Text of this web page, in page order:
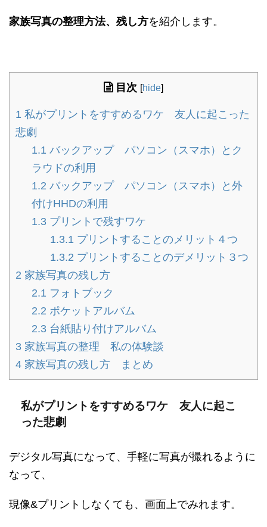
家族写真の整理方法、残し方を紹介します。
目次 [hide]
1 私がプリントをすすめるワケ 友人に起こった
悲劇
1.1 バックアップ パソコン（スマホ）とク
ラウドの利用
1.2 バックアップ パソコン（スマホ）と外
付けHHDの利用
1.3 プリントで残すワケ
1.3.1 プリントすることのメリット４つ
1.3.2 プリントすることのデメリット３つ
2 家族写真の残し方
2.1 フォトブック
2.2 ポケットアルバム
2.3 台紙貼り付けアルバム
3 家族写真の整理 私の体験談
4 家族写真の残し方 まとめ
私がプリントをすすめるワケ 友人に起こ
った悲劇
デジタル写真になって、手軽に写真が撮れるように
なって、
現像&プリントしなくても、画面上でみれます。